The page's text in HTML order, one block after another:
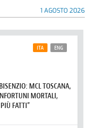
1 AGOSTO 2026